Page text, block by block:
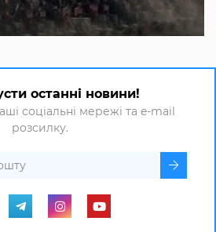
останні новини!
соціальні мережі та e-mail
розсилку.